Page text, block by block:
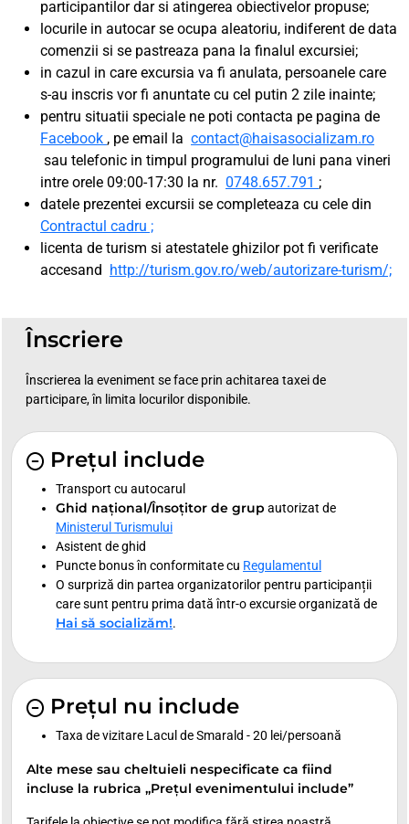
participantilor dar si atingerea obiectivelor propuse;
locurile in autocar se ocupa aleatoriu, indiferent de data
comenzii si se pastreaza pana la finalul excursiei;
in cazul in care excursia va fi anulata, persoanele care
s-au inscris vor fi anuntate cu cel putin 2 zile inainte;
pentru situatii speciale ne poti contacta pe pagina de
Facebook , pe email la contact@haisasocializam.ro
sau telefonic in timpul programului de luni pana vineri
intre orele 09:00-17:30 la nr. 0748.657.791 ;
datele prezentei excursii se completeaza cu cele din
Contractul cadru ;
licenta de turism si atestatele ghizilor pot fi verificate
accesand http://turism.gov.ro/web/autorizare-turism/;
Înscriere
Înscrierea la eveniment se face prin achitarea taxei de
participare, în limita locurilor disponibile.
Prețul include
Transport cu autocarul
Ghid național/Însoțitor de grup autorizat de
Ministerul Turismului
Asistent de ghid
Puncte bonus în conformitate cu Regulamentul
O surpriză din partea organizatorilor pentru participanții
care sunt pentru prima dată într-o excursie organizată de
Hai să socializăm!.
Prețul nu include
Taxa de vizitare Lacul de Smarald - 20 lei/persoană
Alte mese sau cheltuieli nespecificate ca fiind
incluse la rubrica „Prețul evenimentului include”